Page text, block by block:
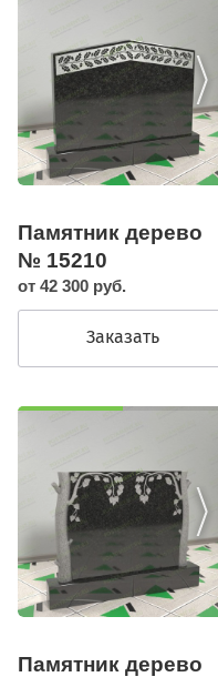
Памятник дерево
№ 15210
от 42 300 руб.
Заказать
Памятник дерево